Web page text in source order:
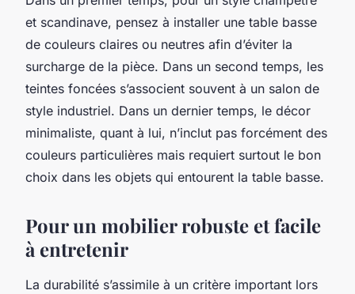
et scandinave, pensez à installer une table basse
de couleurs claires ou neutres afin d’éviter la
surcharge de la pièce. Dans un second temps, les
teintes foncées s’associent souvent à un salon de
style industriel. Dans un dernier temps, le décor
minimaliste, quant à lui, n’inclut pas forcément des
couleurs particulières mais requiert surtout le bon
choix dans les objets qui entourent la table basse.
Pour un mobilier robuste et facile
à entretenir
La durabilité s’assimile à un critère important lors